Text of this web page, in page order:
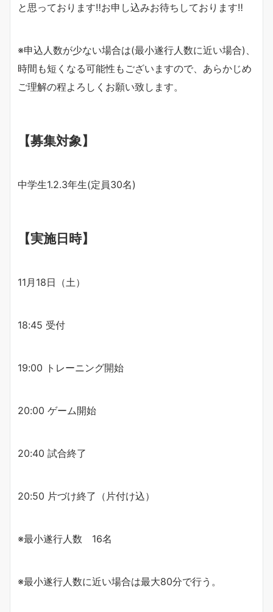
と思っております‼︎お申し込みお待ちしております‼︎
※申込人数が少ない場合は(最小遂行人数に近い場合)、
時間も短くなる可能性もございますので、あらかじめ
ご理解の程よろしくお願い致します。
【募集対象】
中学生1.2.3年生(定員30名)
【実施日時】
11月18日（土）
18:45 受付
19:00 トレーニング開始
20:00 ゲーム開始
20:40 試合終了
20:50 片づけ終了（片付け込）
※最小遂行人数 16名
※最小遂行人数に近い場合は最大80分で行う。